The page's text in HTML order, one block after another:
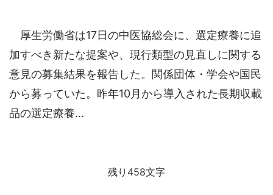
厚生労働省は17日の中医協総会に、選定療養に追
加すべき新たな提案や、現行類型の見直しに関する
意見の募集結果を報告した。関係団体・学会や国民
から募っていた。昨年10月から導入された長期収載
品の選定療養...
残り458文字